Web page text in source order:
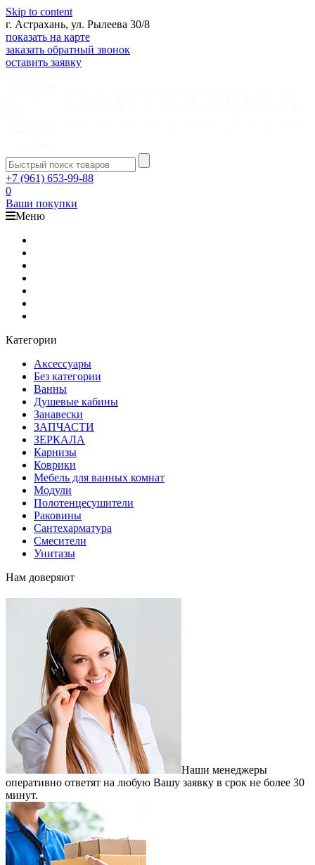
Skip to content
г. Астрахань, ул. Рылеева 30/8
показать на карте
заказать обратный звонок
оставить заявку
+7 (961) 653-99-88
0
Ваши покупки
Меню
Категории
Аксессуары
Без категории
Ванны
Душевые кабины
Занавески
ЗАПЧАСТИ
ЗЕРКАЛА
Карнизы
Коврики
Мебель для ванных комнат
Модули
Полотенцесушители
Раковины
Сантехарматура
Смесители
Унитазы
Нам доверяют
Наши менеджеры
оперативно ответят на любую Вашу заявку в срок не более 30
минут.